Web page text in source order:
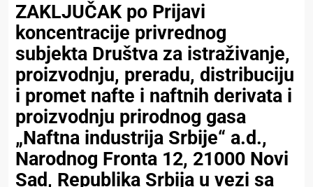
ZAKLJUČAK po Prijavi
koncentracije privrednog
subjekta Društva za istraživanje,
proizvodnju, preradu, distribuciju
i promet nafte i naftnih derivata i
proizvodnju prirodnog gasa
„Naftna industrija Srbije“ a.d.,
Narodnog Fronta 12, 21000 Novi
Sad, Republika Srbija u vezi sa